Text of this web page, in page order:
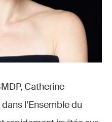
Catherine
l’Ensemble du